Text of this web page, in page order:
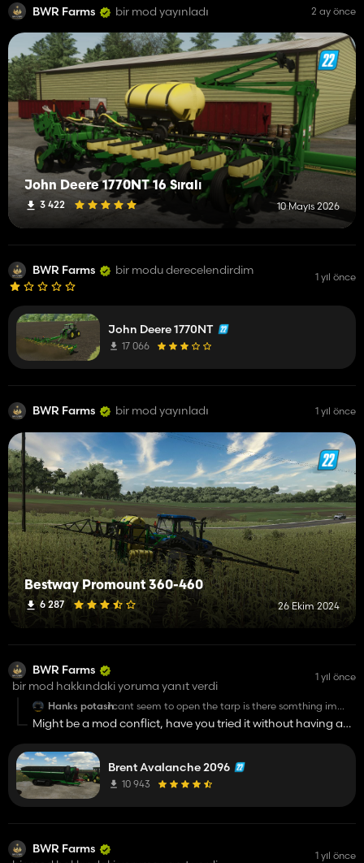
BWR Farms bir mod yayınladı 2 ay önce
John Deere 1770NT 16 Sıralı
3 422 10 Mayıs 2026
BWR Farms bir modu derecelendirdim 1 yıl önce
John Deere 1770NT
17 066
BWR Farms bir mod yayınladı 1 yıl önce
Bestway Promount 360-460
6 287 26 Ekim 2024
BWR Farms
bir mod hakkındaki yoruma yanıt verdi
1 yıl önce
Hanks potashi cant seem to open the tarp is there somthing im
doing wrong ?
Might be a mod conflict, have you tried it without having any
Brent Avalanche 2096
10 943
BWR Farms
1 yıl önce